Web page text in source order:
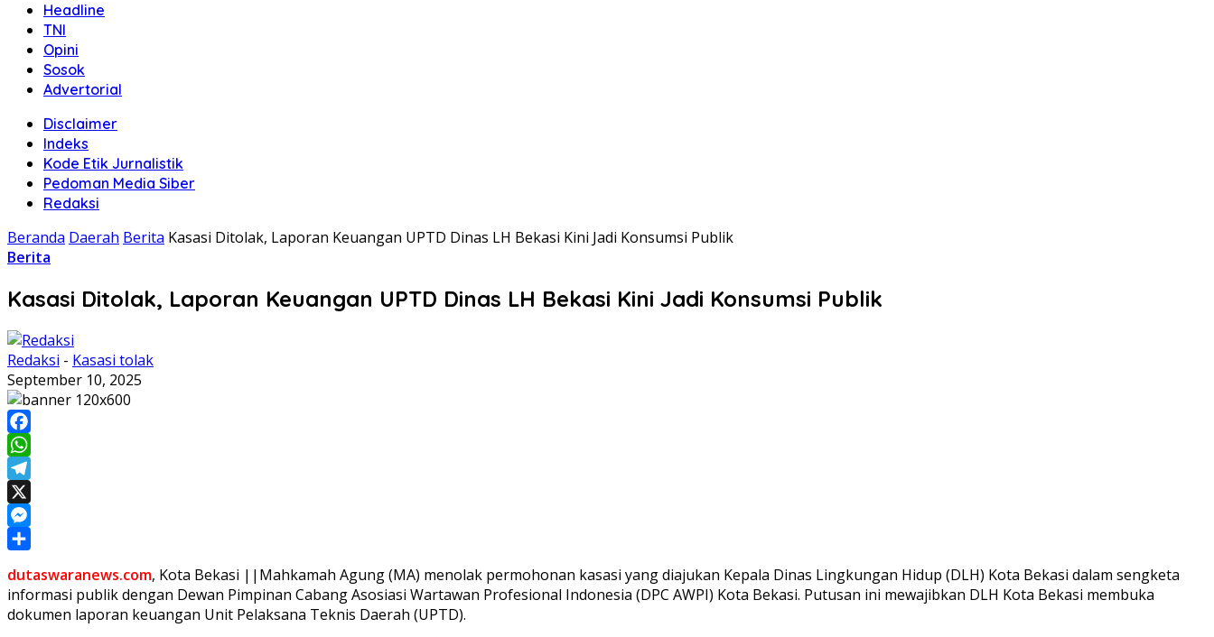
Headline
TNI
Opini
Sosok
Advertorial
Disclaimer
Indeks
Kode Etik Jurnalistik
Pedoman Media Siber
Redaksi
Beranda Daerah Berita Kasasi Ditolak, Laporan Keuangan UPTD Dinas LH Bekasi Kini Jadi Konsumsi Publik
Berita
Kasasi Ditolak, Laporan Keuangan UPTD Dinas LH Bekasi Kini Jadi Konsumsi Publik
Redaksi - Kasasi tolak
September 10, 2025
Facebook
WhatsApp
Telegram
X
Messenger
dutaswaranews.com, Kota Bekasi ||Mahkamah Agung (MA) menolak permohonan kasasi yang diajukan Kepala Dinas Lingkungan Hidup (DLH) Kota Bekasi dalam sengketa
informasi publik dengan Dewan Pimpinan Cabang Asosiasi Wartawan Profesional Indonesia (DPC AWPI) Kota Bekasi. Putusan ini mewajibkan DLH Kota Bekasi membuka
dokumen laporan keuangan Unit Pelaksana Teknis Daerah (UPTD).